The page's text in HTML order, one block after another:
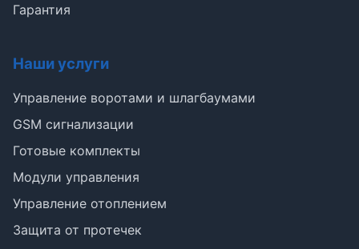
Гарантия
Наши услуги
Управление воротами и шлагбаумами
GSM сигнализации
Готовые комплекты
Модули управления
Управление отоплением
Защита от протечек
модуль управления или готовый комплект.
Узнать цену и наличие
Здравствуйте! Чем помочь?